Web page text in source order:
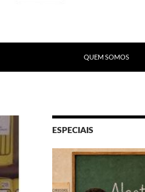
QUEM SOMOS
ESPECIAIS